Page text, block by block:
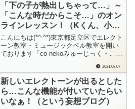
「下の子が熱出しちゃって…」～
「こんな時だからこそ…」のオン
ラインレッスン！（Kくん、小
1、Yちゃん、5歳、エレクトー
ン）
こんにちは(*^-^*)東京都足立区でエレクト
ーン教室・ミュージックベル教室を開い
ております「co-nekoみゅーじっく・こね
す。お母さまからLINEが届いたのは、レ
ッスンの前日のこと。「下の子がちょっ
と熱出しちゃってて…先生、急で申し訳
ないのですが、明日のレッスン...
2021.08.07
新しいエレクトーンが出るとした
ら…こんな機能が付いていたらい
いなぁ！（という妄想ブログ）